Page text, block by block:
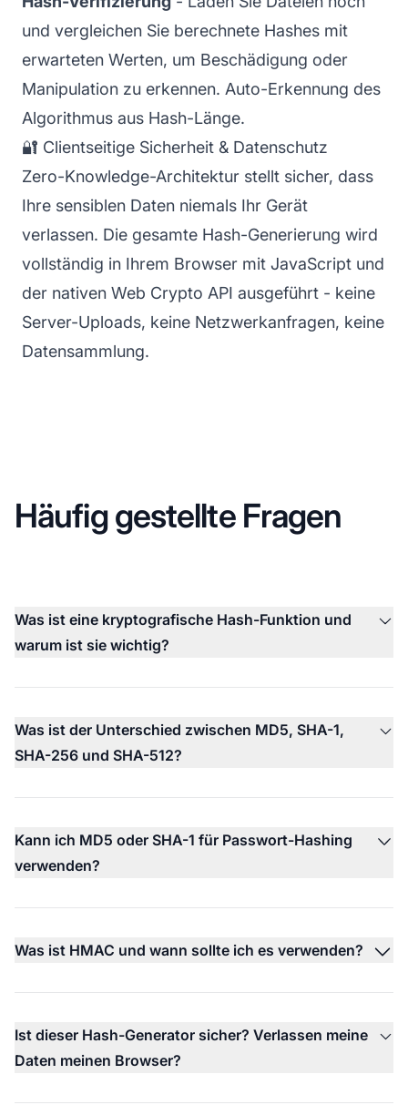
und vergleichen Sie berechnete Hashes mit
erwarteten Werten, um Beschädigung oder
Manipulation zu erkennen. Auto-Erkennung des
Algorithmus aus Hash-Länge.
🔐 Clientseitige Sicherheit & Datenschutz
Zero-Knowledge-Architektur stellt sicher, dass
Ihre sensiblen Daten niemals Ihr Gerät
verlassen. Die gesamte Hash-Generierung wird
vollständig in Ihrem Browser mit JavaScript und
der nativen Web Crypto API ausgeführt - keine
Server-Uploads, keine Netzwerkanfragen, keine
Datensammlung.
Häufig gestellte Fragen
Was ist eine kryptografische Hash-Funktion und
warum ist sie wichtig?
Was ist der Unterschied zwischen MD5, SHA-1,
SHA-256 und SHA-512?
Kann ich MD5 oder SHA-1 für Passwort-Hashing
verwenden?
Was ist HMAC und wann sollte ich es verwenden?
Ist dieser Hash-Generator sicher? Verlassen meine
Daten meinen Browser?